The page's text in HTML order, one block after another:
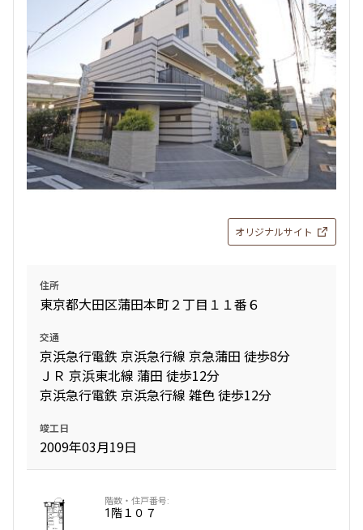
オリジナルサイト
住所
東京都大田区蒲田本町２丁目１１番６
交通
京浜急行電鉄 京浜急行線 京急蒲田 徒歩8分
ＪＲ 京浜東北線 蒲田 徒歩12分
京浜急行電鉄 京浜急行線 雑色 徒歩12分
竣工日
2009年03月19日
1階１０７